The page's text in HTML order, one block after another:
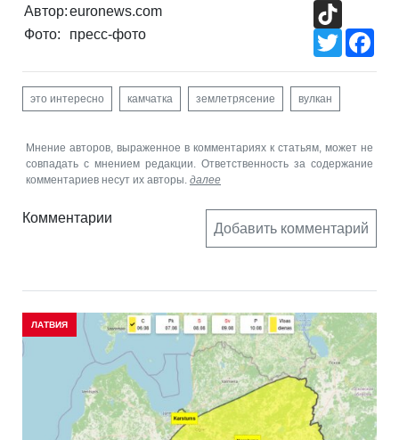
Автор:euronews.com
Фото:
пресс-фото
Twitter
это интересно камчатка землетрясение вулкан
Мнение авторов, выраженное в комментариях к статьям, может не
совпадать с мнением редакции. Ответственность за содержание
комментариев несут их авторы. далее
Комментарии
Добавить комментарий
ЛАТВИЯ